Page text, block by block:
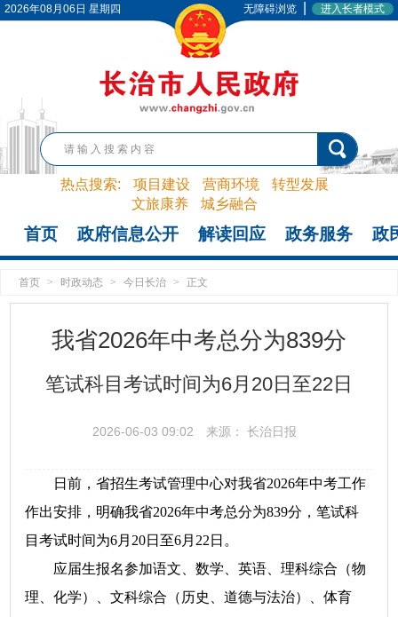
2026年08月06日 星期四 无障碍浏览 进入长者模式
热点搜索: 项目建设 营商环境
转型发展
文旅康养
城乡融合
首页 政府信息公开 解读回应 政务服务 政
首页 > 时政动态 > 今日长治 > 正文
我省2026年中考总分为839分
笔试科目考试时间为6月20日至22日
2026-06-03 09:02 来源： 长治日报
日前，省招生考试管理中心对我省2026年中考工作
作出安排，明确我省2026年中考总分为839分，笔试科
目考试时间为6月20日至6月22日。
应届生报名参加语文、数学、英语、理科综合（物
理、化学）、文科综合（历史、道德与法治）、体育